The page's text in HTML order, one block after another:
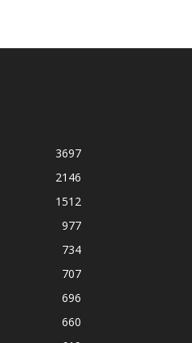
3697
2146
1512
977
734
707
696
660